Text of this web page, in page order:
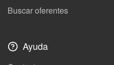
Buscar oferentes
Ayuda